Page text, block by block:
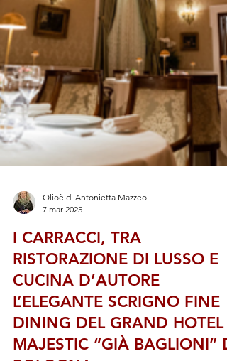
Olioè di Antonietta Mazzeo
7 mar 2025
I CARRACCI, TRA
RISTORAZIONE DI LUSSO E
CUCINA D’AUTORE
L’ELEGANTE SCRIGNO FINE